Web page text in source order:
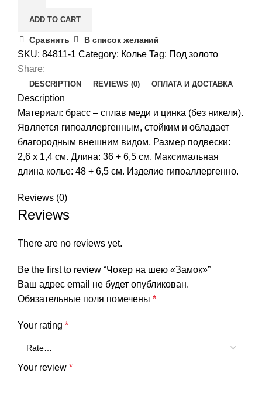
quantity
ADD TO CART
Сравнить В список желаний
SKU: 84811-1 Category: Колье Tag: Под золото
Share:
DESCRIPTION REVIEWS (0) ОПЛАТА И ДОСТАВКА
Description
Материал: брасс – сплав меди и цинка (без никеля).
Является гипоаллергенным, стойким и обладает
благородным внешним видом. Размер подвески:
2,6 x 1,4 см. Длина: 36 + 6,5 см. Максимальная
длина колье: 48 + 6,5 см. Изделие гипоаллергенно.
Reviews (0)
Reviews
There are no reviews yet.
Be the first to review “Чокер на шею «Замок»”
Ваш адрес email не будет опубликован.
Обязательные поля помечены *
Your rating *
Your review *